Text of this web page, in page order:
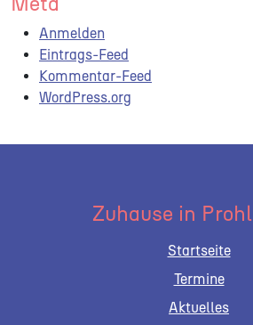
Anmelden
Eintrags-Feed
Kommentar-Feed
WordPress.org
Zuhause in
Startseite
Termine
Aktuelles